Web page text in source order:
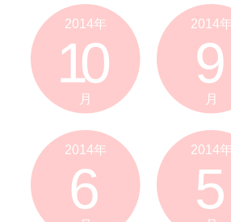
2014年
10
月
2014
9
月
2014年
6
2014
5